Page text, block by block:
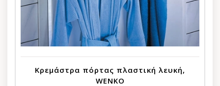
Κρεμάστρα πόρτας πλαστική λευκή,
WENKO